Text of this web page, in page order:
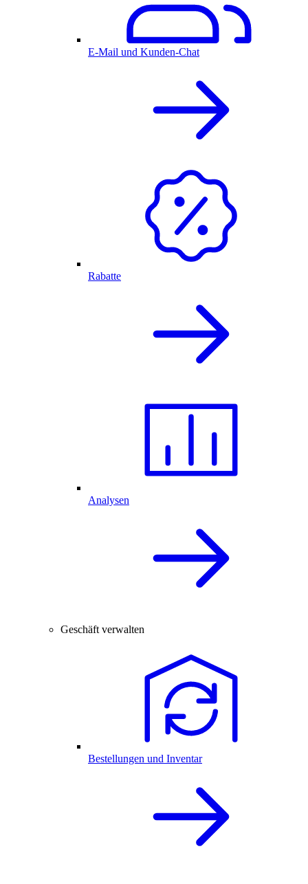
E-Mail und Kunden-Chat
Rabatte
Analysen
Geschäft verwalten
Bestellungen und Inventar